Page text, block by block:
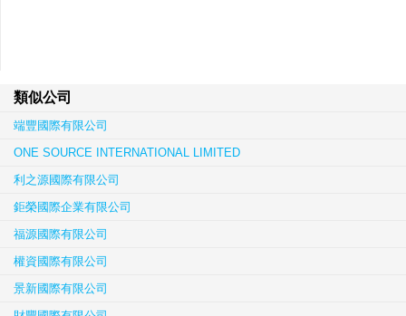
類似公司
端豐國際有限公司
ONE SOURCE INTERNATIONAL LIMITED
利之源國際有限公司
鉅榮國際企業有限公司
福源國際有限公司
權資國際有限公司
景新國際有限公司